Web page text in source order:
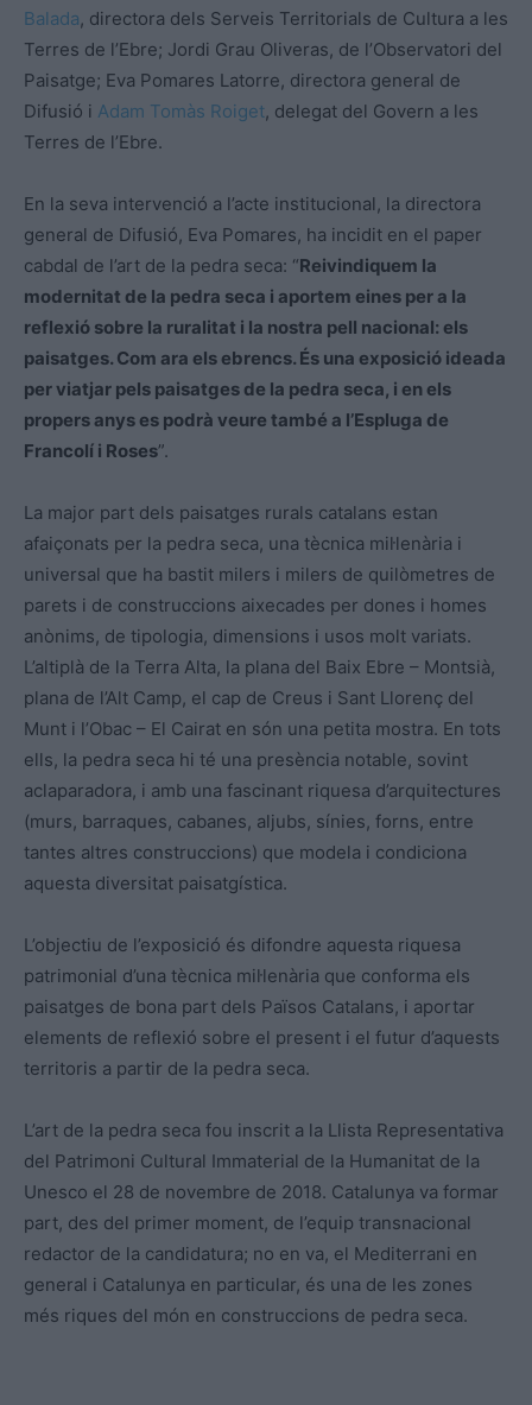
Balada, directora dels Serveis Territorials de Cultura a les
Terres de l’Ebre; Jordi Grau Oliveras, de l’Observatori del
Paisatge; Eva Pomares Latorre, directora general de
Difusió i Adam Tomàs Roiget, delegat del Govern a les
Terres de l’Ebre.
En la seva intervenció a l’acte institucional, la directora
general de Difusió, Eva Pomares, ha incidit en el paper
cabdal de l’art de la pedra seca: “Reivindiquem la
modernitat de la pedra seca i aportem eines per a la
reflexió sobre la ruralitat i la nostra pell nacional: els
paisatges. Com ara els ebrencs. És una exposició ideada
per viatjar pels paisatges de la pedra seca, i en els
propers anys es podrà veure també a l’Espluga de
Francolí i Roses”.
La major part dels paisatges rurals catalans estan
afaiçonats per la pedra seca, una tècnica mil·lenària i
universal que ha bastit milers i milers de quilòmetres de
parets i de construccions aixecades per dones i homes
anònims, de tipologia, dimensions i usos molt variats.
L’altiplà de la Terra Alta, la plana del Baix Ebre – Montsià,
plana de l’Alt Camp, el cap de Creus i Sant Llorenç del
Munt i l’Obac – El Cairat en són una petita mostra. En tots
ells, la pedra seca hi té una presència notable, sovint
aclaparadora, i amb una fascinant riquesa d’arquitectures
(murs, barraques, cabanes, aljubs, sínies, forns, entre
tantes altres construccions) que modela i condiciona
aquesta diversitat paisatgística.
L’objectiu de l’exposició és difondre aquesta riquesa
patrimonial d’una tècnica mil·lenària que conforma els
paisatges de bona part dels Països Catalans, i aportar
elements de reflexió sobre el present i el futur d’aquests
territoris a partir de la pedra seca.
L’art de la pedra seca fou inscrit a la Llista Representativa
del Patrimoni Cultural Immaterial de la Humanitat de la
Unesco el 28 de novembre de 2018. Catalunya va formar
part, des del primer moment, de l’equip transnacional
redactor de la candidatura; no en va, el Mediterrani en
general i Catalunya en particular, és una de les zones
més riques del món en construccions de pedra seca.